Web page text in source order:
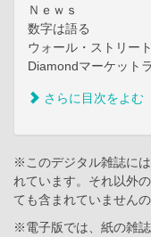
Ｎｅｗｓ
数字は語る
ウォール・ストリー
Diamondマーケット
さらに目次をよむ
※このデジタル雑誌に
れています。それ以外
ても含まれていません
※電子版では、紙の雑